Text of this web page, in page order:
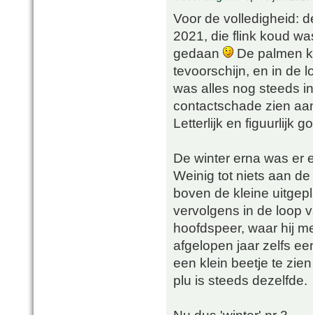
Voor de volledigheid:
2021, die flink koud
gedaan
De palmen
tevoorschijn, en in de
was alles nog steeds
contactschade zien
Letterlijk en figuurlijk
De winter erna was er
Weinig tot niets aan
boven de kleine
vervolgens in de loop
hoofdspeer, waar hij
afgelopen jaar zelfs
een klein beetje te
plu is steeds dezelfde.